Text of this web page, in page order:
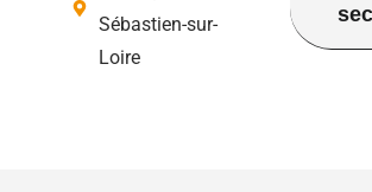
Sébastien-sur-
Loire